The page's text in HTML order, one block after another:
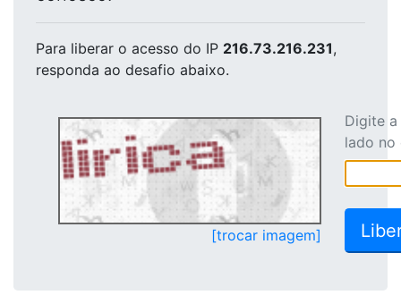
Para liberar o acesso do IP 216.73.216.231,
responda ao desafio abaixo.
[trocar imagem]
Digite
lado no